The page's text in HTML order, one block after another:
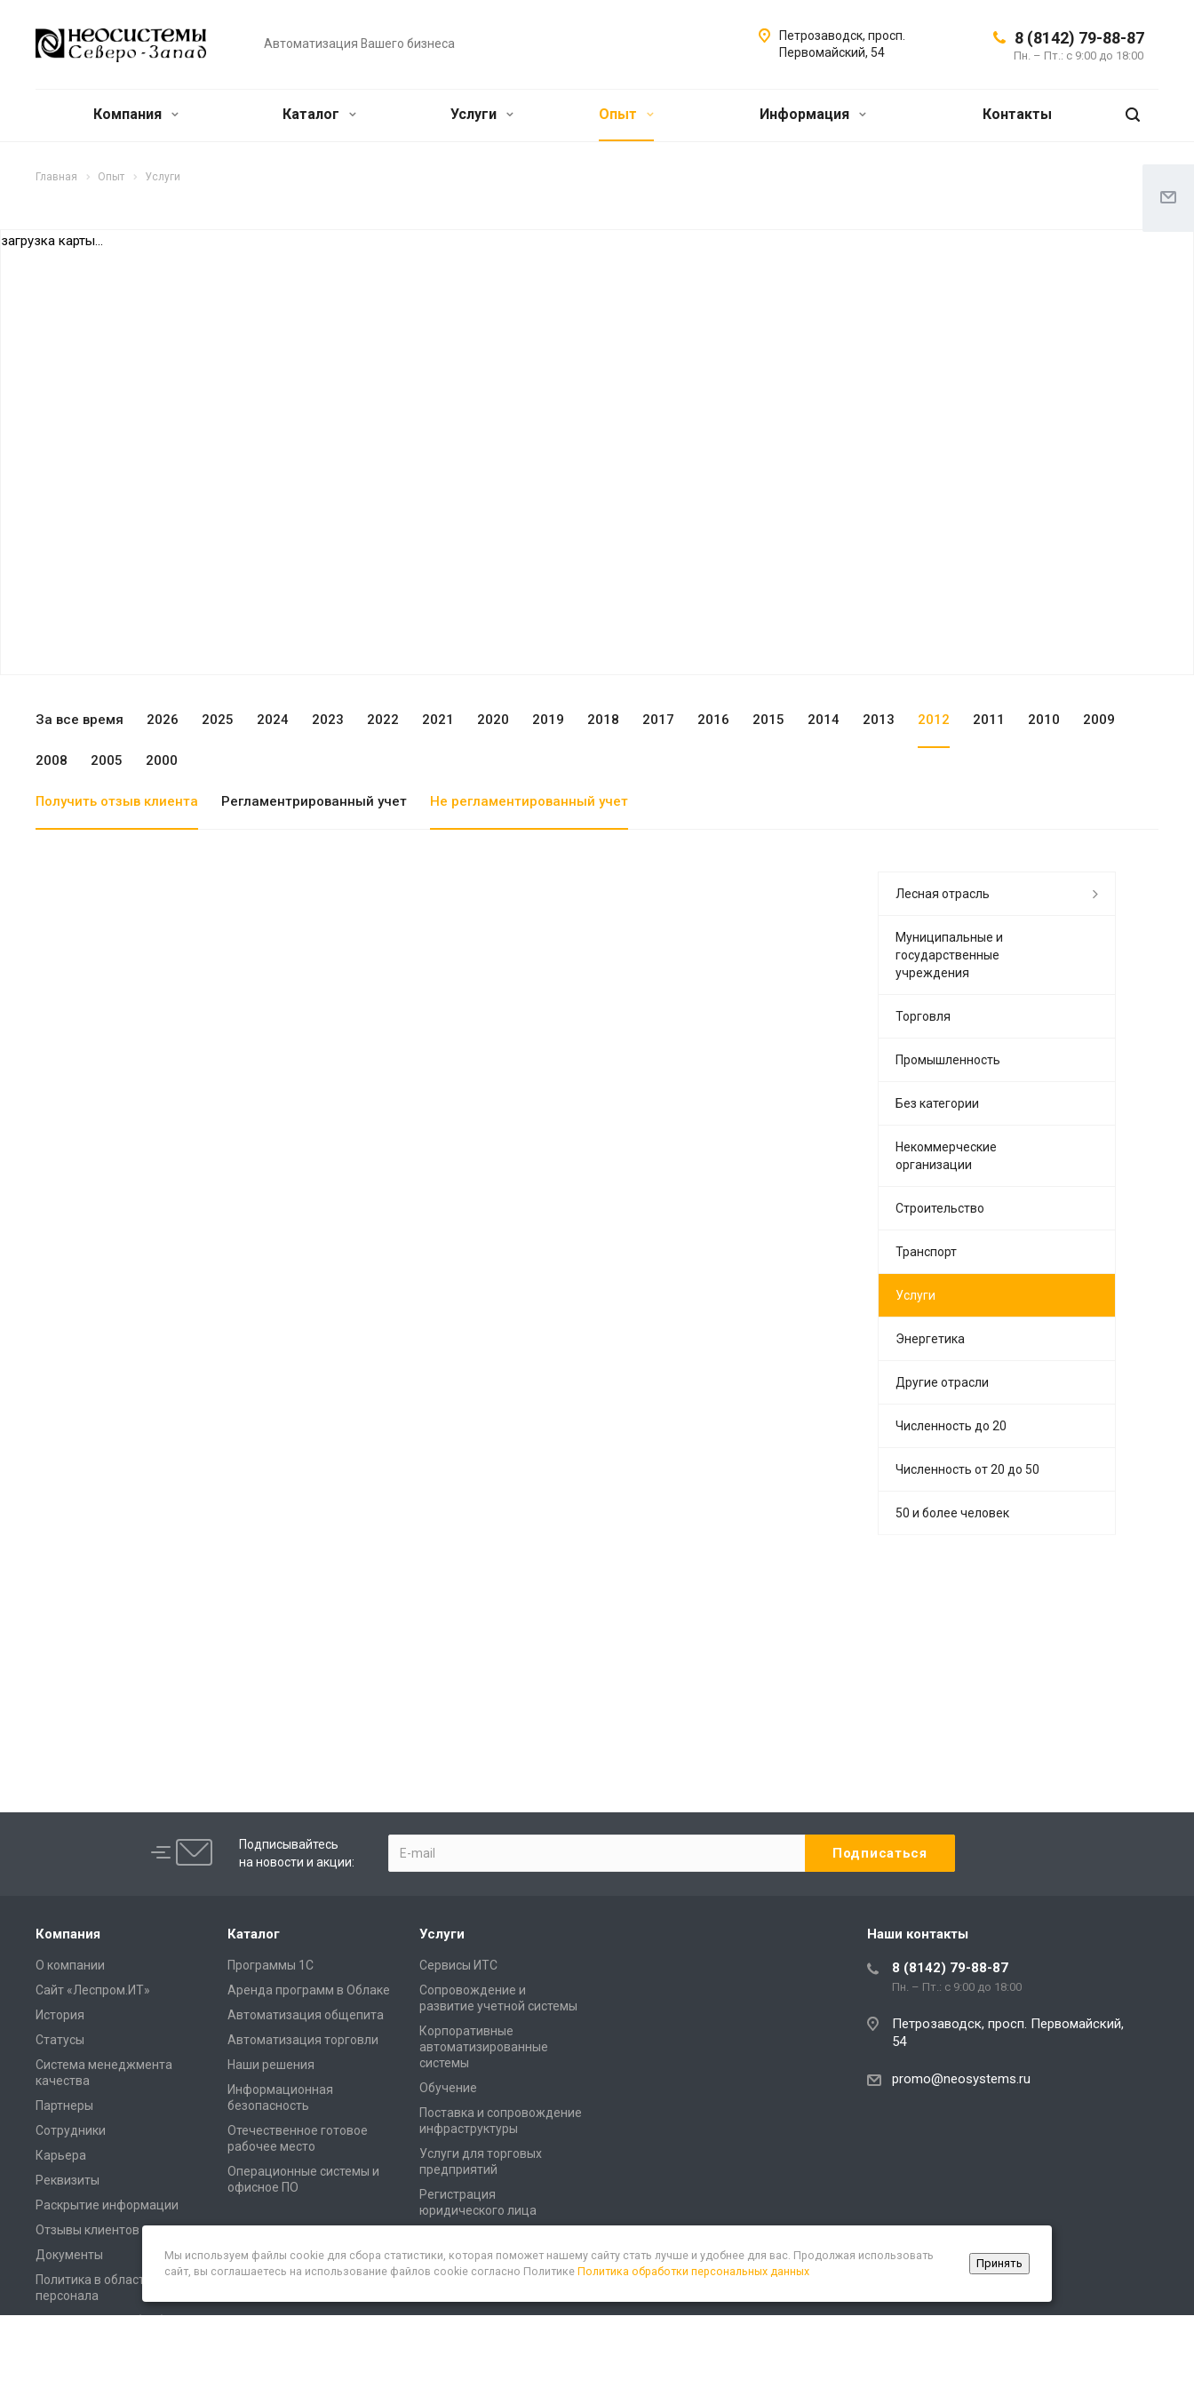
Автоматизация Вашего бизнеса 8 (8142) 79-88-87
Пн. – Пт.: с 9:00 до 18:00
Петрозаводск, просп.
Первомайский, 54
Компания Каталог Услуги Опыт Информация Контакты
Главная Опыт Услуги
загрузка карты...
За все время 2026 2025 2024 2023 2022 2021 2020 2019 2018 2017 2016 2015 2014 2013 2012 2011 2010 2009
2008 2005 2000
Получить отзыв клиента Регламентрированный учет Не регламентированный учет
Лесная отрасль
Муниципальные и
государственные
учреждения
Торговля
Промышленность
Без категории
Некоммерческие
организации
Строительство
Транспорт
Услуги
Энергетика
Другие отрасли
Численность до 20
Численность от 20 до 50
50 и более человек
Подписывайтесь
на новости и акции:
Компания
О компании
Сайт «Леспром.ИТ»
История
Статусы
Система менеджмента
качества
Партнеры
Сотрудники
Карьера
Реквизиты
Раскрытие информации
Отзывы клиентов
Документы
Политика в области
персонала
Каталог
Программы 1С
Аренда программ в Облаке
Автоматизация общепита
Автоматизация торговли
Наши решения
Информационная
безопасность
Отечественное готовое
рабочее место
Операционные системы и
офисное ПО
Услуги
Сервисы ИТС
Сопровождение и
развитие учетной системы
Корпоративные
автоматизированные
системы
Обучение
Поставка и сопровождение
инфраструктуры
Услуги для торговых
предприятий
Регистрация
юридического лица
Наши контакты
8 (8142) 79-88-87
Пн. – Пт.: с 9:00 до 18:00
Петрозаводск, просп. Первомайский,
54
promo@neosystems.ru
Мы используем файлы cookie для сбора статистики, которая поможет нашему сайту стать лучше и удобнее для вас. Продолжая использовать
сайт, вы соглашаетесь на использование файлов cookie согласно Политике Политика обработки персональных данных
Принять